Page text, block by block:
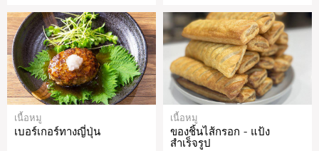
เนื้อหมู
เบอร์เกอร์ทางญี่ปุ่น
เนื้อหมู
ของชิ้นไส้กรอก - แป้ง
สำเร็จรูป